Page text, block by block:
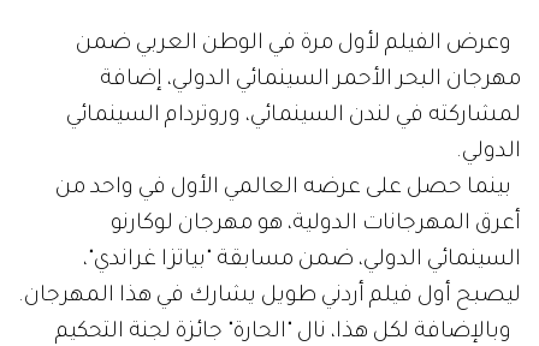
وعرض الفيلم لأول مرة في الوطن العربي ضمن
مهرجان البحر الأحمر السينمائي الدولي، إضافة
لمشاركته في لندن السينمائي، وروتردام السينمائي
الدولي.
بينما حصل على عرضه العالمي الأول في واحد من
أعرق المهرجانات الدولية، هو مهرجان لوكارنو
السينمائي الدولي، ضمن مسابقة "بياتزا غراندي"،
ليصبح أول فيلم أردني طويل يشارك في هذا المهرجان.
وبالإضافة لكل هذا، نال "الحارة" جائزة لجنة التحكيم